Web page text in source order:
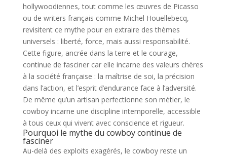
hollywoodiennes, tout comme les œuvres de Picasso
ou de writers français comme Michel Houellebecq,
revisitent ce mythe pour en extraire des thèmes
universels : liberté, force, mais aussi responsabilité.
Cette figure, ancrée dans la terre et le courage,
continue de fasciner car elle incarne des valeurs chères
à la société française : la maîtrise de soi, la précision
dans l’action, et l’esprit d’endurance face à l’adversité.
De même qu’un artisan perfectionne son métier, le
cowboy incarne une discipline intemporelle, accessible
à tous ceux qui vivent avec conscience et rigueur.
Pourquoi le mythe du cowboy continue de
fasciner
Au-delà des exploits exagérés, le cowboy reste un